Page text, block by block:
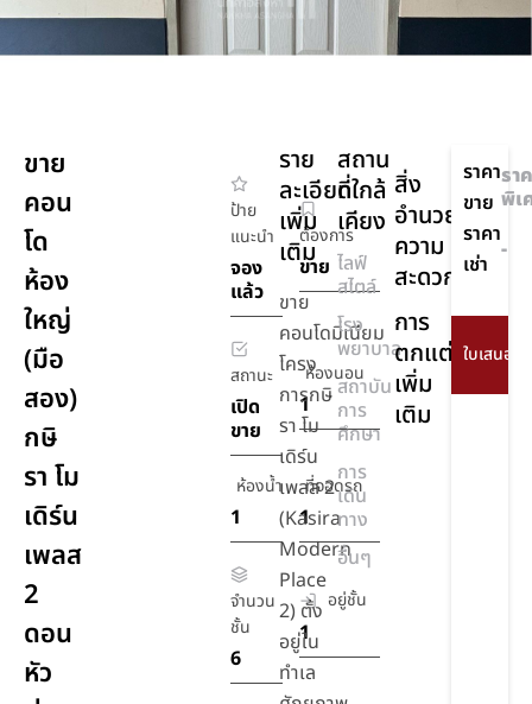
ขาย
คอน
โด
ห้อง
ใหญ่
(มือ
สอง)
กษิ
รา โม
เดิร์น
เพลส
2
ดอน
หัว
ป้าย
แนะนำ
จอง
แล้ว
ต้องการ
ขาย
สถานะ
เปิด
ขาย
ห้องนอน
1
ห้องน้ำ
1
ที่จอดรถ
1
จำนวน
ชั้น
6
อยู่ชั้น
1
ราย
ละเอียด
เพิ่ม
เติม
ขาย
คอนโดมิเนียม
โครง
การกษิ
รา โม
เดิร์น
เพลส 2
(Kasira
Modern
Place
2) ตั้ง
อยู่ใน
ทำเล
สถาน
ที่ใกล้
เคียง
ไลฟ์
สไตล์
โรง
พยาบาล
สถาบัน
การ
ศึกษา
การ
เดิน
ทาง
อื่นๆ
สิ่ง
อำนวย
ความ
สะดวก
การ
ตกแต่ง
เพิ่ม
เติม
ราคา
ขาย
รา
พิเ
ราคา
เช่า
-